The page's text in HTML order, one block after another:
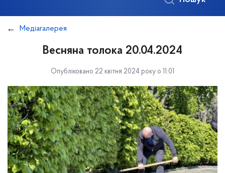
Медіагалерея
Весняна толока 20.04.2024
Опубліковано 22 квітня 2024 року о 11:01